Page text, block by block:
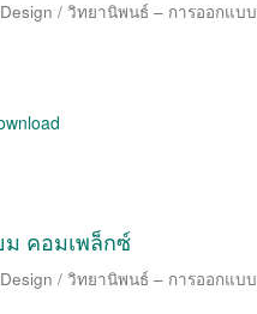
/ วิทยานิพนธ์ – การออกแบบ
ม คอมเพล็กซ์
/ วิทยานิพนธ์ – การออกแบบ